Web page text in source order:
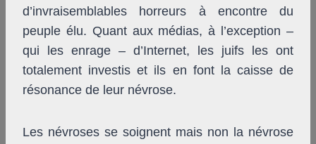
d’invraisemblables horreurs à encontre du
peuple élu. Quant aux médias, à l’exception –
qui les enrage – d’Internet, les juifs les ont
totalement investis et ils en font la caisse de
résonance de leur névrose.
Les névroses se soignent mais non la névrose